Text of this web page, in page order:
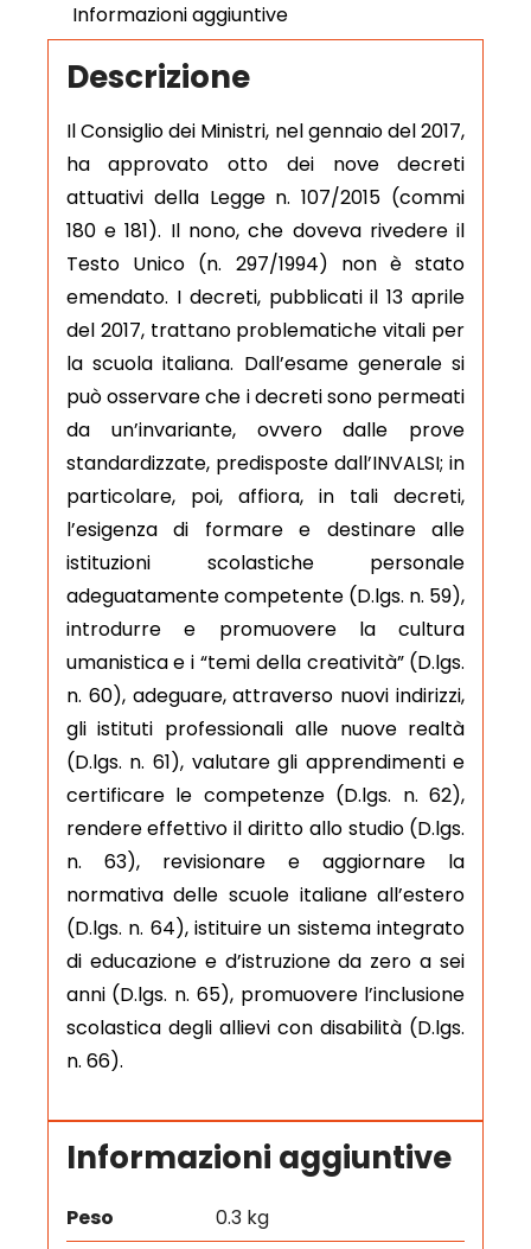
Informazioni aggiuntive
Descrizione
Il Consiglio dei Ministri, nel gennaio del 2017,
ha approvato otto dei nove decreti
attuativi della Legge n. 107/2015 (commi
180 e 181). Il nono, che doveva rivedere il
Testo Unico (n. 297/1994) non è stato
emendato. I decreti, pubblicati il 13 aprile
del 2017, trattano problematiche vitali per
la scuola italiana. Dall’esame generale si
può osservare che i decreti sono permeati
da un’invariante, ovvero dalle prove
standardizzate, predisposte dall’INVALSI; in
particolare, poi, affiora, in tali decreti,
l’esigenza di formare e destinare alle
istituzioni scolastiche personale
adeguatamente competente (D.lgs. n. 59),
introdurre e promuovere la cultura
umanistica e i “temi della creatività” (D.lgs.
n. 60), adeguare, attraverso nuovi indirizzi,
gli istituti professionali alle nuove realtà
(D.lgs. n. 61), valutare gli apprendimenti e
certificare le competenze (D.lgs. n. 62),
rendere effettivo il diritto allo studio (D.lgs.
n. 63), revisionare e aggiornare la
normativa delle scuole italiane all’estero
(D.lgs. n. 64), istituire un sistema integrato
di educazione e d’istruzione da zero a sei
anni (D.lgs. n. 65), promuovere l’inclusione
scolastica degli allievi con disabilità (D.lgs.
n. 66).
Informazioni aggiuntive
Peso 0.3 kg